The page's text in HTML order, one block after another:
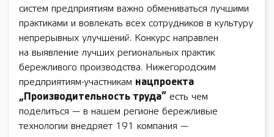
систем предприятиям важно обмениваться лучшими
практиками и вовлекать всех сотрудников в культуру
непрерывных улучшений. Конкурс направлен
на выявление лучших региональных практик
бережливого производства. Нижегородским
предприятиям-участникам нацпроекта
„Производительность труда“ есть чем
поделиться — в нашем регионе бережливые
технологии внедряет 191 компания —